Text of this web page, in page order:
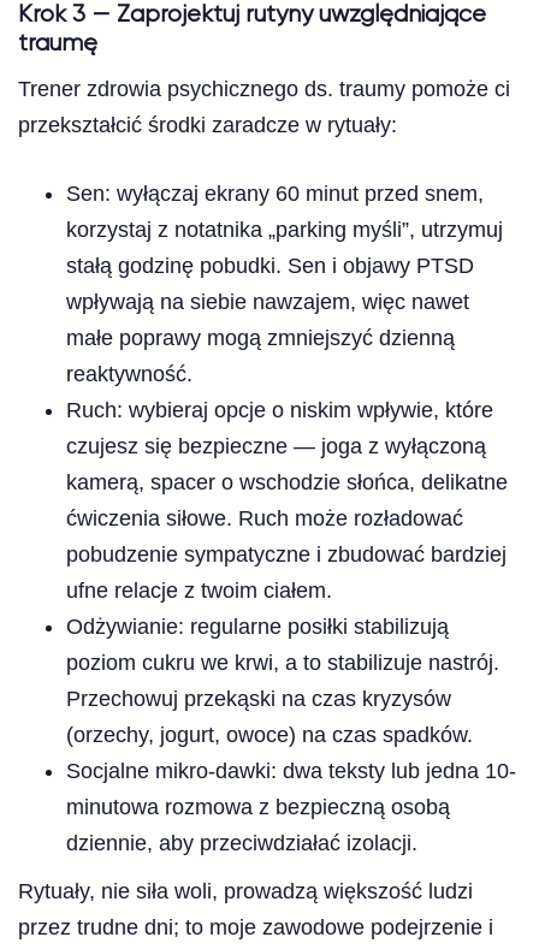
Krok 3 — Zaprojektuj rutyny uwzględniające
traumę
Trener zdrowia psychicznego ds. traumy pomoże ci
przekształcić środki zaradcze w rytuały:
Sen: wyłączaj ekrany 60 minut przed snem,
korzystaj z notatnika „parking myśli”, utrzymuj
stałą godzinę pobudki. Sen i objawy PTSD
wpływają na siebie nawzajem, więc nawet
małe poprawy mogą zmniejszyć dzienną
reaktywność.
Ruch: wybieraj opcje o niskim wpływie, które
czujesz się bezpieczne — joga z wyłączoną
kamerą, spacer o wschodzie słońca, delikatne
ćwiczenia siłowe. Ruch może rozładować
pobudzenie sympatyczne i zbudować bardziej
ufne relacje z twoim ciałem.
Odżywianie: regularne posiłki stabilizują
poziom cukru we krwi, a to stabilizuje nastrój.
Przechowuj przekąski na czas kryzysów
(orzechy, jogurt, owoce) na czas spadków.
Socjalne mikro-dawki: dwa teksty lub jedna 10-
minutowa rozmowa z bezpieczną osobą
dziennie, aby przeciwdziałać izolacji.
Rytuały, nie siła woli, prowadzą większość ludzi
przez trudne dni; to moje zawodowe podejrzenie i